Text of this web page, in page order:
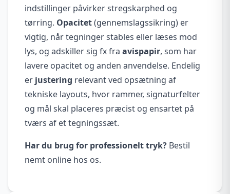
indstillinger påvirker stregskarphed og
tørring. Opacitet(gennemslagssikring) er
vigtig, når tegninger stables eller læses mod
lys, og adskiller sig fx fra avispapir, som har
lavere opacitet og anden anvendelse. Endelig
er justering relevant ved opsætning af
tekniske layouts, hvor rammer, signaturfelter
og mål skal placeres præcist og ensartet på
tværs af et tegningssæt.
Har du brug for professionelt tryk? Bestil
nemt online hos os.